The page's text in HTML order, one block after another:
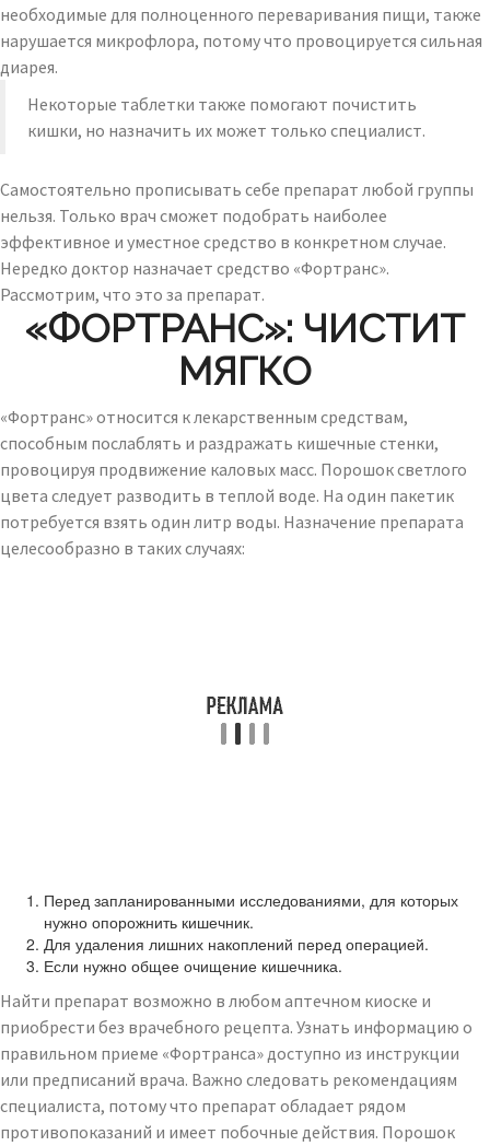
необходимые для полноценного переваривания пищи, также
нарушается микрофлора, потому что провоцируется сильная
диарея.
Некоторые таблетки также помогают почистить
кишки, но назначить их может только специалист.
Самостоятельно прописывать себе препарат любой группы
нельзя. Только врач сможет подобрать наиболее
эффективное и уместное средство в конкретном случае.
Нередко доктор назначает средство «Фортранс».
Рассмотрим, что это за препарат.
«ФОРТРАНС»: ЧИСТИТ
МЯГКО
«Фортранс» относится к лекарственным средствам,
способным послаблять и раздражать кишечные стенки,
провоцируя продвижение каловых масс. Порошок светлого
цвета следует разводить в теплой воде. На один пакетик
потребуется взять один литр воды. Назначение препарата
целесообразно в таких случаях:
Перед запланированными исследованиями, для которых
нужно опорожнить кишечник.
Для удаления лишних накоплений перед операцией.
Если нужно общее очищение кишечника.
Найти препарат возможно в любом аптечном киоске и
приобрести без врачебного рецепта. Узнать информацию о
правильном приеме «Фортранса» доступно из инструкции
или предписаний врача. Важно следовать рекомендациям
специалиста, потому что препарат обладает рядом
противопоказаний и имеет побочные действия. Порошок